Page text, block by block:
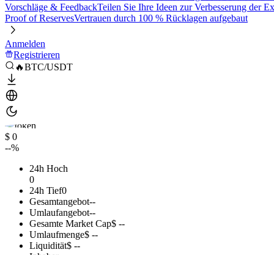
Vorschläge & FeedbackTeilen Sie Ihre Ideen zur Verbesserung der
Proof of ReservesVertrauen durch 100 % Rücklagen aufgebaut
Anmelden
Registrieren
🔥BTC/USDT
$ 0
--%
24h Hoch
0
24h Tief0
Gesamtangebot--
Umlaufangebot--
Gesamte Market Cap$ --
Umlaufmenge$ --
Liquidität$ --